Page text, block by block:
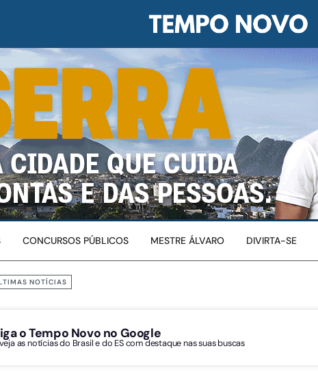
CONCURSOS PÚBLICOS MESTRE ÁLVARO DIVIRTA-SE
NOTÍCIAS
o Tempo Novo no Google
as notícias do Brasil e do ES com destaque nas suas buscas